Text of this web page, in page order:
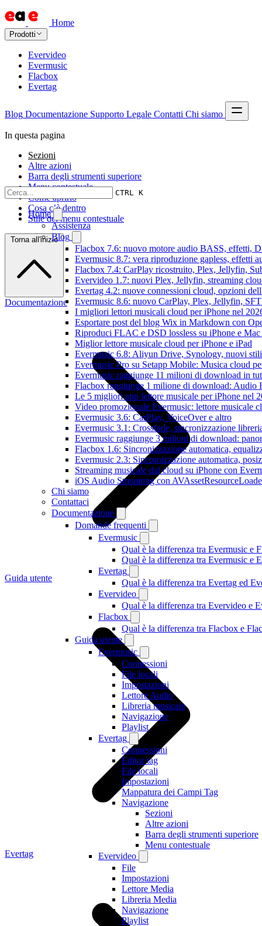
Home
Prodotti
Evervideo
Evermusic
Flacbox
Evertag
Blog Documentazione Supporto Legale Contatti Chi siamo
CTRL K
Home
Assistenza
Blog
Flacbox 7.6: nuovo motore audio BASS, effetti,
Evermusic 8.7: vera riproduzione gapless, effetti
Flacbox 7.4: CarPlay ricostruito, Plex, Jellyfin,
Evervideo 1.7: nuovi Plex, Jellyfin, streaming
Evertag 4.2: nuove connessioni cloud, opzioni
Evermusic 8.6: nuovo CarPlay, Plex, Jellyfin,
I migliori lettori musicali cloud per iPhone nel
Esportare post del blog Wix in Markdown con
Riproduci FLAC e DSD lossless su iPhone e
Miglior lettore musicale cloud per iPhone e iPad
Evermusic 6.8: Aliyun Drive, Synology, nuovi
Evermusic Pro su Setapp Mobile: Musica cloud
Evermusic raggiunge 11 milioni di download in
Flacbox raggiunge 1 milione di download: Audio
Le 5 migliori app lettore musicale per iPhone nel
Video promozionale Evermusic: lettore musicale
Evermusic 3.6: CarPlay, VoiceOver e altro
Evermusic 3.1: Crossfade, sincronizzazione
Evermusic raggiunge 3 milioni di download:
Flacbox 1.6: Sincronizzazione automatica,
Evermusic 2.3: Sincronizzazione automatica,
Streaming musicale dal cloud su iPhone con
iOS Audio Streaming con
Chi siamo
Contattaci
Documentazione
Domande frequenti
Evermusic
Qual è la differenza tra Evermusic e
Qual è la differenza tra Evermusic e
Evertag
Qual è la differenza tra Evertag ed
Evervideo
Qual è la differenza tra Evervideo e
Flacbox
Qual è la differenza tra Flacbox e
Guida utente
Evermusic
Connessioni
File locali
Impostazioni
Lettore Audio
Libreria musicale
Navigazione
Playlist
Evertag
Connessioni
Editor tag
File locali
Impostazioni
Mappatura dei Campi Tag
Navigazione
Sezioni
Altre azioni
Barra degli strumenti superiore
Menu contestuale
Evervideo
File
Impostazioni
Lettore Media
Libreria Media
Navigazione
Playlist
In questa pagina
Sezioni
Altre azioni
Barra degli strumenti superiore
Menu contestuale
Come aprirlo
Cosa c’è dentro
Stile del menu contestuale
Torna all'inizio
Documentazione
Guida utente
Evertag